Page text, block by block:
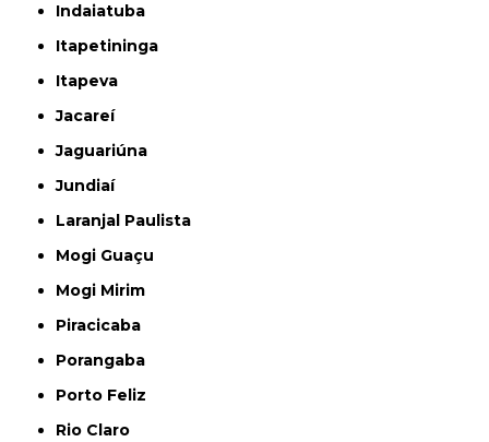
Indaiatuba
Itapetininga
Itapeva
Jacareí
Jaguariúna
Jundiaí
Laranjal Paulista
Mogi Guaçu
Mogi Mirim
Piracicaba
Porangaba
Porto Feliz
Rio Claro